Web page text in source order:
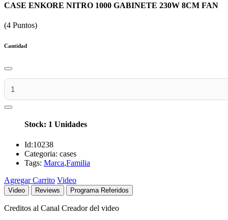
CASE ENKORE NITRO 1000 GABINETE 230W 8CM FAN
(4 Puntos)
Cantidad
Stock: 1 Unidades
Id:10238
Categoria: cases
Tags: Marca,Familia
Agregar Carrito Video
Video Reviews Programa Referidos
Creditos al Canal Creador del video